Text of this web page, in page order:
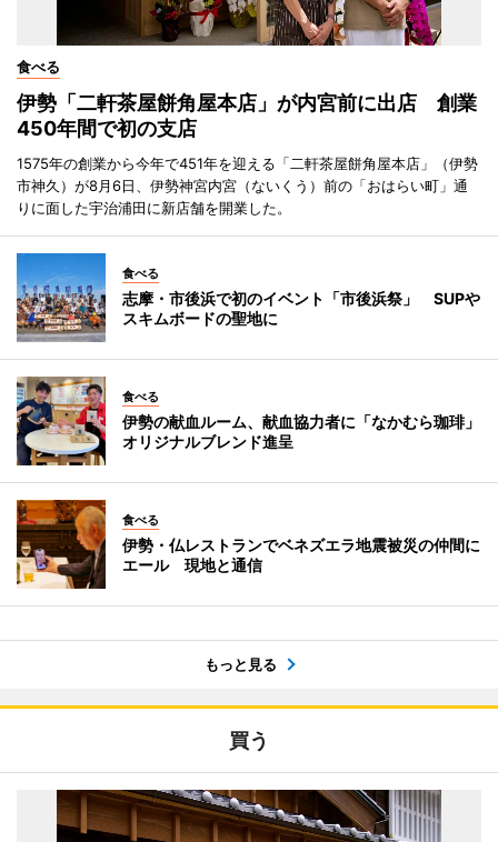
食べる
伊勢「二軒茶屋餅角屋本店」が内宮前に出店 創業
450年間で初の支店
1575年の創業から今年で451年を迎える「二軒茶屋餅角屋本店」（伊勢
市神久）が8月6日、伊勢神宮内宮（ないくう）前の「おはらい町」通
りに面した宇治浦田に新店舗を開業した。
食べる
志摩・市後浜で初のイベント「市後浜祭」 SUPや
スキムボードの聖地に
食べる
伊勢の献血ルーム、献血協力者に「なかむら珈琲」
オリジナルブレンド進呈
食べる
伊勢・仏レストランでベネズエラ地震被災の仲間に
エール 現地と通信
もっと見る
買う